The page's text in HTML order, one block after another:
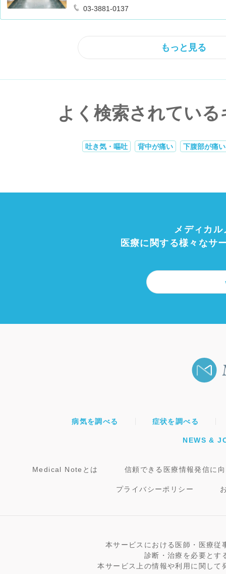
03-3881-0137
もっと見る
よく検索されてい
吐き気・嘔吐 背中が痛い 下腹部が痛い
メディカル
医療に関する様々なサ
病気を調べる 症状を調べる
NEWS &
Medical Noteとは 信頼できる医療情報発信に
プライバシーポリシー
本サービスにおける医師・医療従
診断・治療を必要とす
本サービス上の情報や利用に関し